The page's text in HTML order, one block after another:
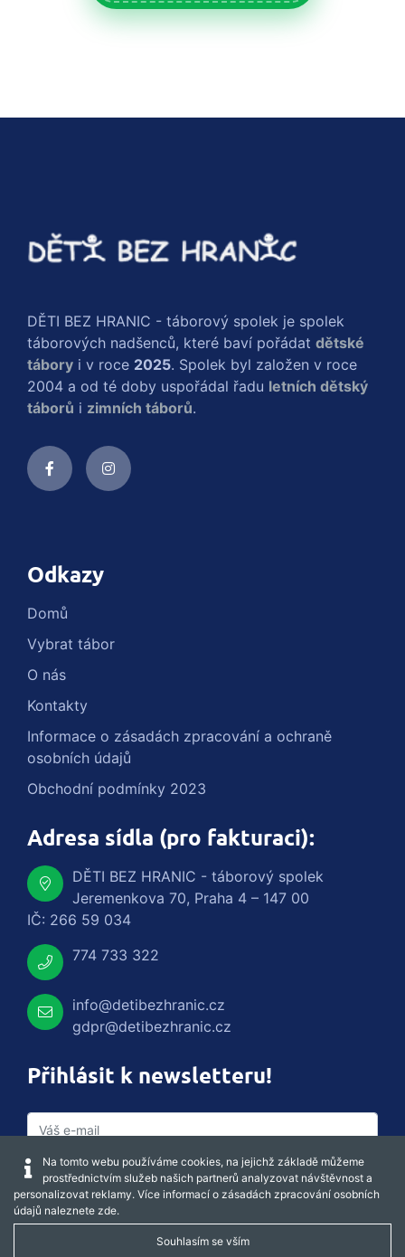
DĚTI BEZ HRANIC - táborový spolek je spolek
táborových nadšenců, které baví pořádat dětské
tábory i v roce 2025. Spolek byl založen v roce
2004 a od té doby uspořádal řadu letních dětský
táborů i zimních táborů.
Odkazy
Domů
Vybrat tábor
O nás
Kontakty
Informace o zásadách zpracování a ochraně
osobních údajů
Obchodní podmínky 2023
Adresa sídla (pro fakturaci):
DĚTI BEZ HRANIC - táborový spolek
Jeremenkova 70, Praha 4 – 147 00
IČ: 266 59 034
774 733 322
info@detibezhranic.cz
gdpr@detibezhranic.cz
Přihlásit k newsletteru!
Captcha obnovit
Na tomto webu používáme cookies, na jejichž základě můžeme
prostřednictvím služeb našich partnerů analyzovat návštěvnost a
personalizovat reklamy. Více informací o zásadách zpracování osobních
údajů naleznete zde.
Souhlasím se vším